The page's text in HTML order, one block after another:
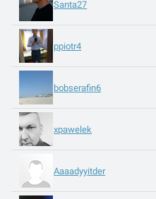
Santa27
ppiotr4
bobserafin6
xpawelek
Aaaadyyitder